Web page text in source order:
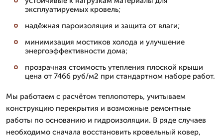
эксплуатируемых кровель;
надёжная пароизоляция и защита от влаги;
минимизация мостиков холода и улучшение
энергоэффективности дома;
прозрачная стоимость утепления плоской крыши
цена от 7466 руб/м2 при стандартном наборе работ.
Мы работаем с расчётом теплопотерь, учитываем
конструкцию перекрытия и возможные ремонтные
работы по основанию и гидроизоляции. В ряде случаев
необходимо сначала восстановить кровельный ковер,